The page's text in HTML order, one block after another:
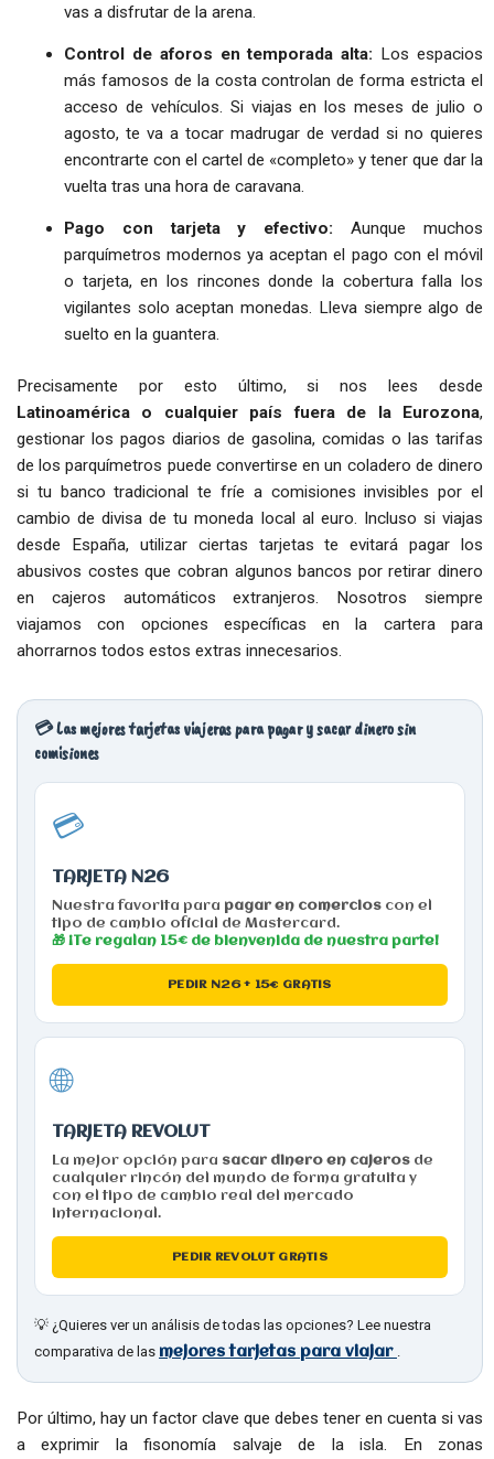
vas a disfrutar de la arena.
Control de aforos en temporada alta: Los espacios
más famosos de la costa controlan de forma estricta el
acceso de vehículos. Si viajas en los meses de julio o
agosto, te va a tocar madrugar de verdad si no quieres
encontrarte con el cartel de «completo» y tener que dar la
vuelta tras una hora de caravana.
Pago con tarjeta y efectivo: Aunque muchos
parquímetros modernos ya aceptan el pago con el móvil
o tarjeta, en los rincones donde la cobertura falla los
vigilantes solo aceptan monedas. Lleva siempre algo de
suelto en la guantera.
Precisamente por esto último, si nos lees desde
Latinoamérica o cualquier país fuera de la Eurozona,
gestionar los pagos diarios de gasolina, comidas o las tarifas
de los parquímetros puede convertirse en un coladero de dinero
si tu banco tradicional te fríe a comisiones invisibles por el
cambio de divisa de tu moneda local al euro. Incluso si viajas
desde España, utilizar ciertas tarjetas te evitará pagar los
abusivos costes que cobran algunos bancos por retirar dinero
en cajeros automáticos extranjeros. Nosotros siempre
viajamos con opciones específicas en la cartera para
ahorrarnos todos estos extras innecesarios.
💳 Las mejores tarjetas viajeras para pagar y sacar dinero sin
comisiones
💳
TARJETA N26
Nuestra favorita para pagar en comercios con el
tipo de cambio oficial de Mastercard.
🎁 ¡Te regalan 15€ de bienvenida de nuestra parte!
PEDIR N26 + 15€ GRATIS
🌐
TARJETA REVOLUT
La mejor opción para sacar dinero en cajeros de
cualquier rincón del mundo de forma gratuita y
con el tipo de cambio real del mercado
internacional.
PEDIR REVOLUT GRATIS
💡 ¿Quieres ver un análisis de todas las opciones? Lee nuestra
comparativa de las mejores tarjetas para viajar
Por último, hay un factor clave que debes tener en cuenta si vas
a exprimir la fisonomía salvaje de la isla. En zonas